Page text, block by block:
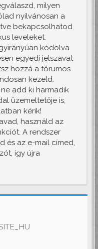
milyen
nyilvánosan a
bekapcsolhatod
leveleket.
kódolva
egyedi jelszavat
hozzá a fórumos
kezeld.
add ki harmadik
üzemeltetője is,
kérik!
használd az
A rendszer
és az e-mail címed,
így újra